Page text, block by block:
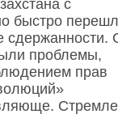
с
быстро
сдержанности.
проблемы,
прав